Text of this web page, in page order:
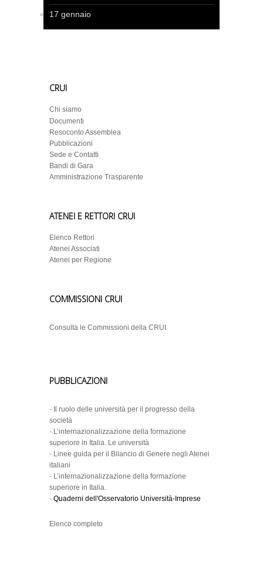
17 gennaio
CRUI
Chi siamo
Documenti
Resoconto Assemblea
Pubblicazioni
Sede e Contatti
Bandi di Gara
Amministrazione Trasparente
ATENEI E RETTORI CRUI
Elenco Rettori
Atenei Associati
Atenei per Regione
COMMISSIONI CRUI
Consulta le Commissioni della CRUI
PUBBLICAZIONI
-
Il ruolo delle università per il progresso della
società
- L’internazionalizzazione della formazione
superiore in Italia. Le università
- Linee guida per il Bilancio di Genere negli Atenei
italiani
- L’internazionalizzazione della formazione
superiore in Italia.
- Quaderni dell'Osservatorio Università-Imprese
Elenco completo